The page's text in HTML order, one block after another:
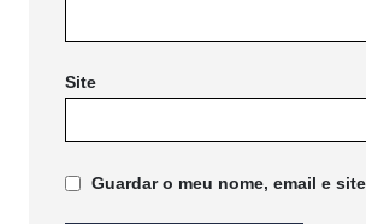
Site
Guardar o meu nome, email e